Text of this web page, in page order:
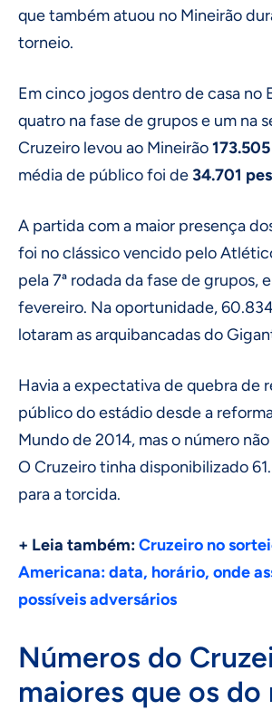
que também atuou no Mineirão
torneio.
Em cinco jogos dentro de casa no
quatro na fase de grupos e um na
Cruzeiro levou ao Mineirão
média de público foi de34.701
A partida com a maior presença
foi no clássico vencido pelo
pela 7ª rodada da fase de grupos,
fevereiro. Na oportunidade,
lotaram as arquibancadas do
Havia a expectativa de quebra de
público do estádio desde a
Mundo de 2014, mas o número
O Cruzeiro tinha disponibilizado
para a torcida.
+ Leia também:Cruzeiro no
Americana: data, horário, onde
possíveis adversários
Números do
maiores que os do